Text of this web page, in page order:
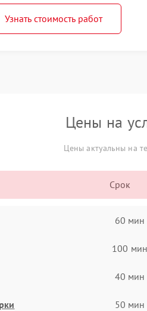
Узнать стоимость работ
Цены на
Цены актуальны на
Срок
60 мин
100 мин
40 мин
50 мин